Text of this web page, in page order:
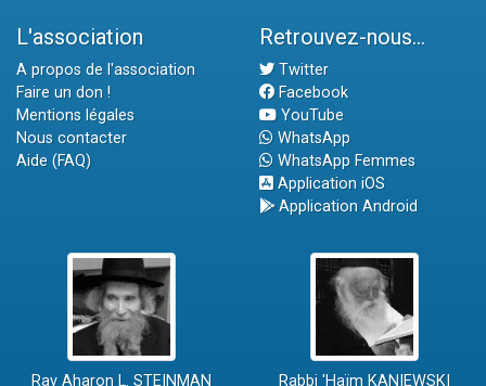
L'association
A propos de l'association
Faire un don !
Mentions légales
Nous contacter
Aide (FAQ)
Retrouvez-nous...
Twitter
Facebook
YouTube
WhatsApp
WhatsApp Femmes
Application iOS
Application Android
Rav Aharon L. STEINMAN Rabbi 'Haïm KANIEWSKI